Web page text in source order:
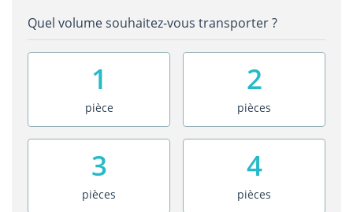
Quel volume souhaitez-vous transporter ?
1
pièce
2
pièces
3
pièces
4
pièces